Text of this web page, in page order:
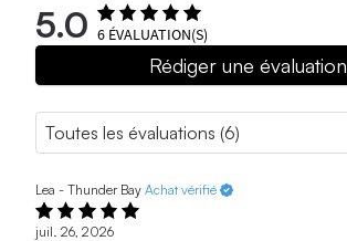
5.0 6 ÉVALUATION(S)
Rédiger une évaluation
Lea - Thunder Bay Achat vérifié
juil. 26, 2026